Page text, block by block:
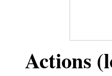
Actions